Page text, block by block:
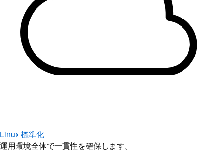
Linux 標準化
運用環境全体で一貫性を確保します。